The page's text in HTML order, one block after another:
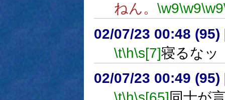
ねん。 \w9\w9\w9
02/07/23 00:48 (95)
\t\h\s[7]寝るなッ
02/07/23 00:49 (95)